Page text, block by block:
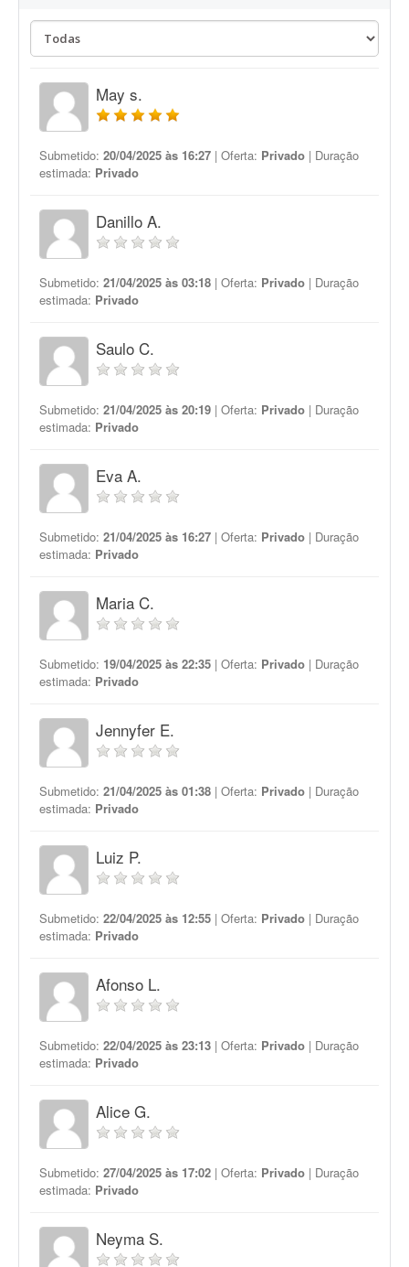
May s.
Submetido: 20/04/2025 às 16:27 | Oferta: Privado | Duração
estimada: Privado
Danillo A.
Submetido: 21/04/2025 às 03:18 | Oferta: Privado | Duração
estimada: Privado
Saulo C.
Submetido: 21/04/2025 às 20:19 | Oferta: Privado | Duração
estimada: Privado
Eva A.
Submetido: 21/04/2025 às 16:27 | Oferta: Privado | Duração
estimada: Privado
Maria C.
Submetido: 19/04/2025 às 22:35 | Oferta: Privado | Duração
estimada: Privado
Jennyfer E.
Submetido: 21/04/2025 às 01:38 | Oferta: Privado | Duração
estimada: Privado
Luiz P.
Submetido: 22/04/2025 às 12:55 | Oferta: Privado | Duração
estimada: Privado
Afonso L.
Submetido: 22/04/2025 às 23:13 | Oferta: Privado | Duração
estimada: Privado
Alice G.
Submetido: 27/04/2025 às 17:02 | Oferta: Privado | Duração
estimada: Privado
Neyma S.